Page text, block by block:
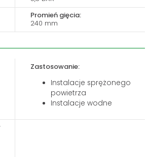
Magazyn 24H:
+48 665 001 770
Promień gięcia:
240 mm
Zastosowanie:
Instalacje sprężonego
powietrza
Instalacje wodne